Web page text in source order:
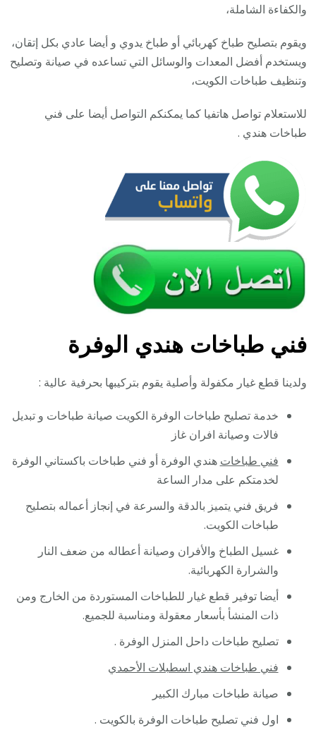
والكفاءة الشاملة،
ويقوم بتصليح طباخ كهربائي أو طباخ يدوي و أيضا عادي بكل إتقان،
ويستخدم أفضل المعدات والوسائل التي تساعده في صيانة وتصليح
وتنظيف طباخات الكويت،
للاستعلام تواصل هاتفيا كما يمكنكم التواصل أيضا على فني
طباخات هندي .
فني طباخات هندي الوفرة
ولدينا قطع غيار مكفولة وأصلية يقوم بتركيبها بحرفية عالية :
خدمة تصليح طباخات الوفرة الكويت صيانة طباخات و تبديل
فالات وصيانة افران غاز
فني طباخات هندي الوفرة أو فني طباخات باكستاني الوفرة
لخدمتكم على مدار الساعة
فريق فني يتميز بالدقة والسرعة في إنجاز أعماله بتصليح
طباخات الكويت.
غسيل الطباخ والأفران وصيانة أعطاله من ضعف النار
والشرارة الكهربائية.
أيضا توفير قطع غيار للطباخات المستوردة من الخارج ومن
ذات المنشأ بأسعار معقولة ومناسبة للجميع.
تصليح طباخات داحل المنزل الوفرة .
فني طباخات هندي اسطبلات الأحمدي
صيانة طباخات مبارك الكبير
اول فني تصليح طباخات الوفرة بالكويت .